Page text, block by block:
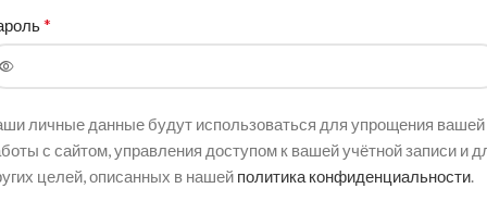
*
личные данные будут использоваться для упрощения вашей
с сайтом, управления доступом к вашей учётной записи и
целей, описанных в нашей политика конфиденциальности.